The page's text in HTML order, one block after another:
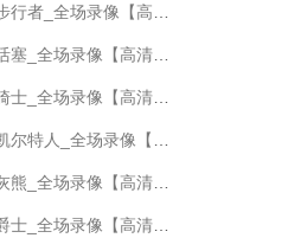
全场录像【高清回放】
全场录像【高清回放】
全场录像【高清回放】
_全场录像【高清回放】
全场录像【高清回放】
全场录像【高清回放】